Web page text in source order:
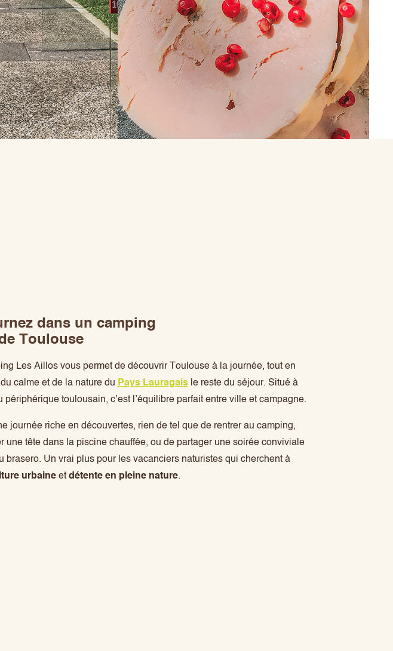
dans un camping
Toulouse
Les Aillos vous permet de découvrir Toulouse à la journée, tout en
calme et de la nature du Pays Lauragaisle reste du séjour. Situé à
périphérique toulousain, c’est l’équilibre parfait entre ville et campagne.
journée riche en découvertes, rien de tel que de rentrer au camping,
une tête dans la piscine chauffée, ou de partager une soirée conviviale
brasero. Un vrai plus pour les vacanciers naturistes qui cherchent à
urbaineet détente en pleine nature.